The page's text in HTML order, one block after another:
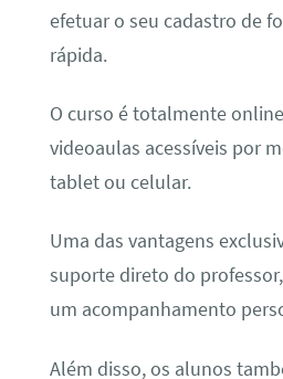
efetuar o seu cadastro de
rápida.
O curso é totalmente
videoaulas acessíveis por
tablet ou celular.
Uma das vantagens
suporte direto do
um acompanhamento
Além disso, os alunos